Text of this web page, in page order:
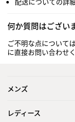
何か質問はござい
ご不明な点については
に直接お問い合わせ
メンズ
レディース